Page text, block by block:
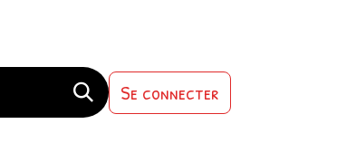
Se connecter